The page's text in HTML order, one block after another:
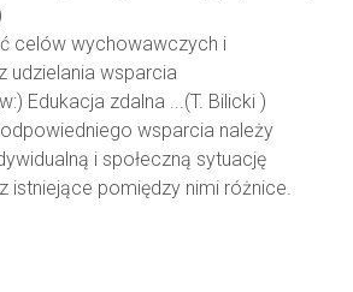
celów wychowawczych i
udzielania wsparcia
Edukacja zdalna ...(T. Bilicki )
wsparcia należy
i społeczną sytuację
istniejące pomiędzy nimi różnice.